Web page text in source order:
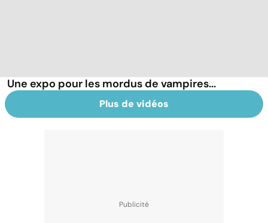
Une expo pour les mordus de vampires...
Plus de vidéos